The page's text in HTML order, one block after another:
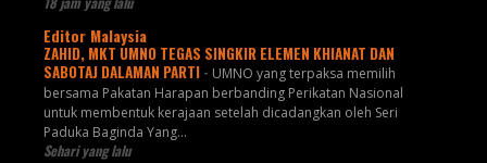
Editor Malaysia
ZAHID, MKT UMNO TEGAS SINGKIR ELEMEN KHIANAT DAN
SABOTAJ DALAMAN PARTI - UMNO yang terpaksa memilih
bersama Pakatan Harapan berbanding Perikatan Nasional
untuk membentuk kerajaan setelah dicadangkan oleh Seri
Paduka Baginda Yang...
Sehari yang lalu